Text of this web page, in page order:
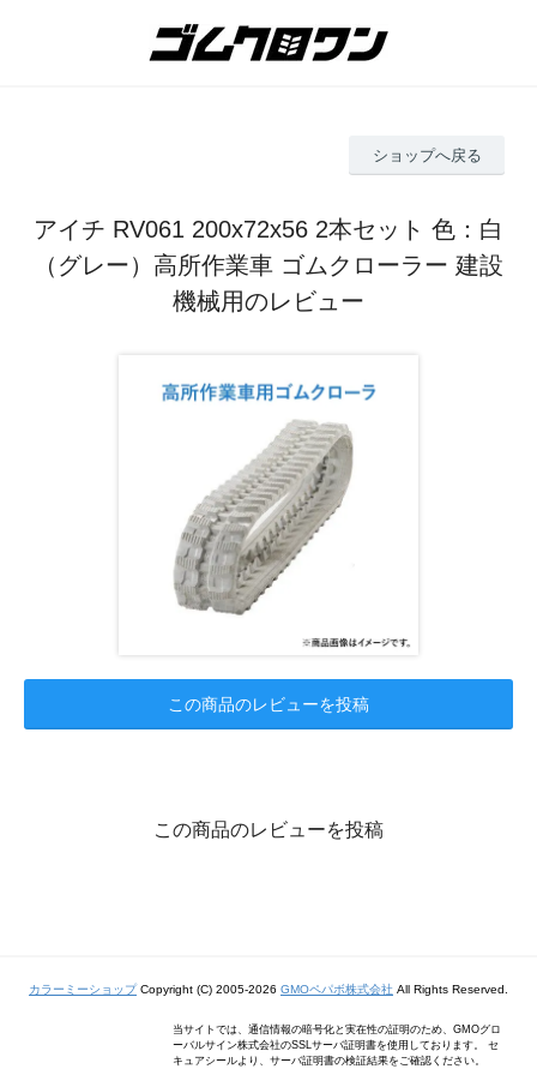
ショップへ戻る
アイチ RV061 200x72x56 2本セット 色：白
（グレー）高所作業車 ゴムクローラー 建設
機械用のレビュー
この商品のレビューを投稿
この商品のレビューを投稿
カラーミーショップCopyright (C) 2005-2026 GMOペパボ株式会社 All Rights Reserved.
当サイトでは、通信情報の暗号化と実在性の証明のため、GMOグロ
ーバルサイン株式会社のSSLサーバ証明書を使用しております。 セ
キュアシールより、サーバ証明書の検証結果をご確認ください。